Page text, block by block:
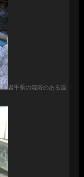
岩手県の混浴のある温